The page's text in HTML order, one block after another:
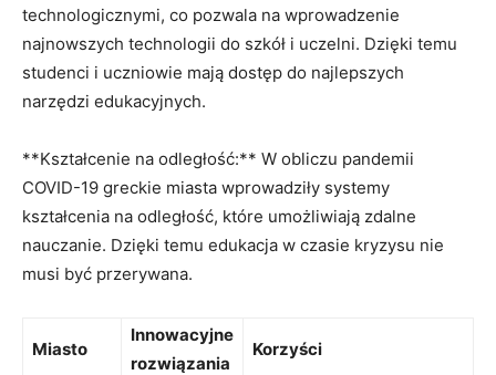
technologicznymi, co pozwala na wprowadzenie
najnowszych technologii do szkół i uczelni. Dzięki temu
studenci i uczniowie mają dostęp do najlepszych
narzędzi edukacyjnych.
**Kształcenie na odległość:** W obliczu pandemii
COVID-19 greckie miasta wprowadziły systemy
kształcenia na odległość, które umożliwiają zdalne
nauczanie. Dzięki temu edukacja w czasie kryzysu nie
musi być przerywana.
Miasto
Innowacyjne
rozwiązania
Korzyści